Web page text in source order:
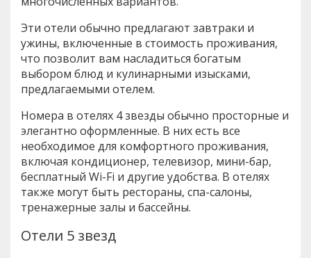
Эти отели обычно предлагают завтраки и
ужины, включенные в стоимость проживания,
что позволит вам насладиться богатым
выбором блюд и кулинарными изысками,
предлагаемыми отелем.
Номера в отелях 4 звезды обычно просторные и
элегантно оформленные. В них есть все
необходимое для комфортного проживания,
включая кондиционер, телевизор, мини-бар,
бесплатный Wi-Fi и другие удобства. В отелях
также могут быть рестораны, спа-салоны,
тренажерные залы и бассейны.
Отели 5 звезд